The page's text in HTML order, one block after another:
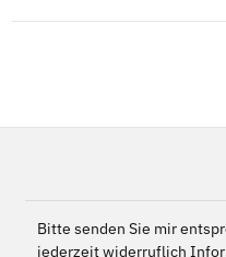
Bitte senden Sie mir
jederzeit widerruflich